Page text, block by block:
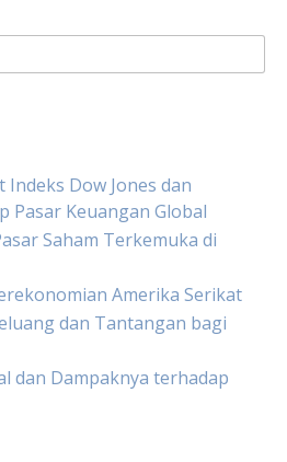
Dow Jones dan
Pasar Keuangan Global
Saham Terkemuka di
Amerika Serikat
dan Tantangan bagi
dan Dampaknya terhadap